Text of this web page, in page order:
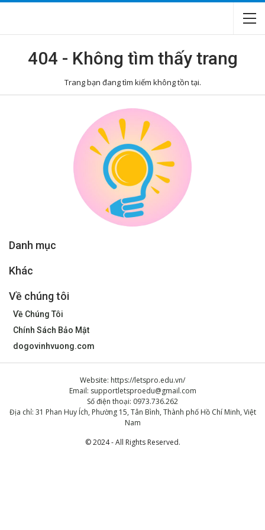
404 - Không tìm thấy trang
Trang bạn đang tìm kiếm không tồn tại.
Danh mục
Khác
Về chúng tôi
Về Chúng Tôi
Chính Sách Bảo Mật
dogovinhvuong.com
Website: https://letspro.edu.vn/
Email: supportletsproedu@gmail.com
Số điện thoại: 0973.736.262
Địa chỉ: 31 Phan Huy Ích, Phường 15, Tân Bình, Thành phố Hồ Chí Minh, Việt
Nam
© 2024 - All Rights Reserved.